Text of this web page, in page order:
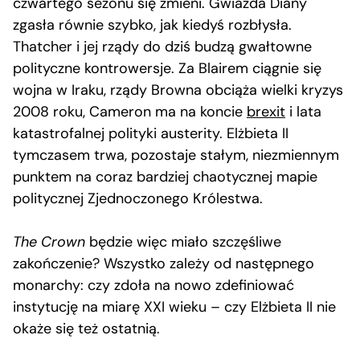
zgasła równie szybko, jak kiedyś rozbłysła.
Thatcher i jej rządy do dziś budzą gwałtowne
polityczne kontrowersje. Za Blairem ciągnie się
wojna w Iraku, rządy Browna obciąża wielki kryzys
2008 roku, Cameron ma na koncie brexit i lata
katastrofalnej polityki austerity. Elżbieta II
tymczasem trwa, pozostaje stałym, niezmiennym
punktem na coraz bardziej chaotycznej mapie
politycznej Zjednoczonego Królestwa.
The Crown będzie więc miało szczęśliwe
zakończenie? Wszystko zależy od następnego
monarchy: czy zdoła na nowo zdefiniować
instytucję na miarę XXI wieku – czy Elżbieta II nie
okaże się też ostatnią.